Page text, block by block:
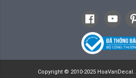
Copyright © 2010-2025